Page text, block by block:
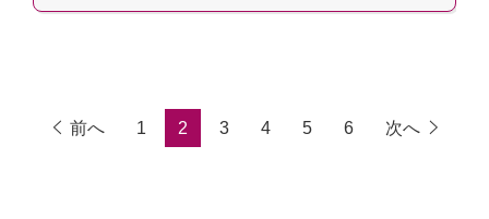
前へ 1 2 3 4 5 6 次へ